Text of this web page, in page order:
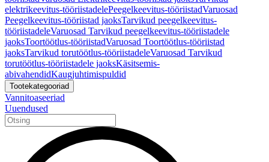
elektrikeevitus-tööriistadelePeegelkeevitus-tööriistadVaruosad
Peegelkeevitus-tööriistad jaoksTarvikud peegelkeevitus-
tööriistadeleVaruosad Tarvikud peegelkeevitus-tööriistadele
jaoksToortöötlus-tööriistadVaruosad Toortöötlus-tööriistad
jaoksTarvikud torutöötlus-tööriistadeleVaruosad Tarvikud
torutöötlus-tööriistadele jaoksKäsitsemis-
abivahendidKaugjuhtimispuldid
Tootekategooriad
Vannitoaseeriad
Uuendused